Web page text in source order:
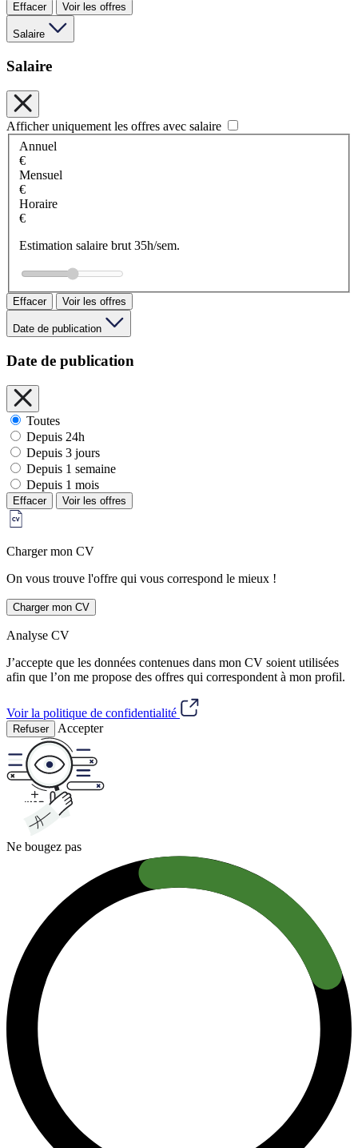
Effacer Voir les offres
Salaire
Salaire
Afficher uniquement les offres avec salaire
Annuel
€
Mensuel
€
Horaire
€
Estimation salaire brut 35h/sem.
Effacer Voir les offres
Date de publication
Date de publication
Toutes
Depuis 24h
Depuis 3 jours
Depuis 1 semaine
Depuis 1 mois
Effacer Voir les offres
Charger mon CV
On vous trouve l'offre qui vous correspond le mieux !
Charger mon CV
Analyse CV
J’accepte que les données contenues dans mon CV soient utilisées
afin que l’on me propose des offres qui correspondent à mon profil.
Voir la politique de confidentialité
Refuser Accepter
Ne bougez pas